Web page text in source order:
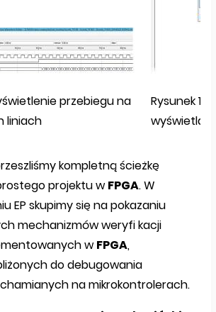
przebiegu na
liniach
Rysunek
kompletną ścieżkę
projektu wFPGA. W
EP skupimy się na pokazaniu
mechanizmów weryfi kacji
wFPGA,
do debugowania
na mikrokontrolerach.